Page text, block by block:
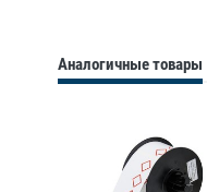
Аналогичные товары